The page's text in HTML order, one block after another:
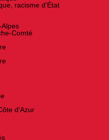
racisme d'État
Comté
d'Azur